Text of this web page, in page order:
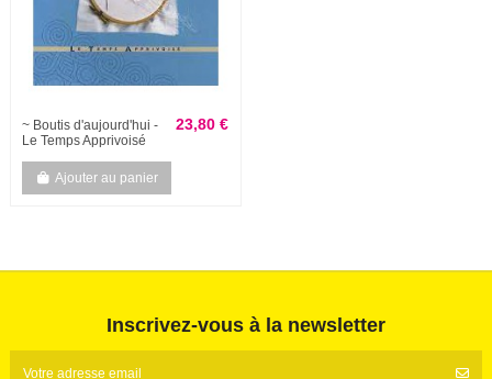
~ Boutis d'aujourd'hui -
Le Temps Apprivoisé
23,80 €
Ajouter au panier
Inscrivez-vous à la newsletter